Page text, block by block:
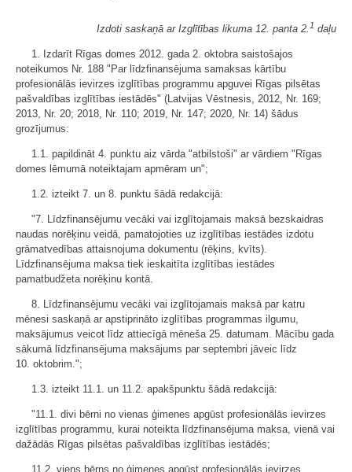
Izdoti saskaņā ar Izglītības likuma 12. panta 2. 1 daļu
1. Izdarīt Rīgas domes 2012. gada 2. oktobra saistošajos
noteikumos Nr. 188 "Par līdzfinansējuma samaksas kārtību
profesionālās ievirzes izglītības programmu apguvei Rīgas pilsētas
pašvaldības izglītības iestādēs" (Latvijas Vēstnesis, 2012, Nr. 169;
2013, Nr. 20; 2018, Nr. 110; 2019, Nr. 147; 2020, Nr. 14) šādus
grozījumus:
1.1. papildināt 4. punktu aiz vārda "atbilstoši" ar vārdiem "Rīgas
domes lēmumā noteiktajam apmēram un";
1.2. izteikt 7. un 8. punktu šādā redakcijā:
"7. Līdzfinansējumu vecāki vai izglītojamais maksā bezskaidras
naudas norēķinu veidā, pamatojoties uz izglītības iestādes izdotu
grāmatvedības attaisnojuma dokumentu (rēķins, kvīts).
Līdzfinansējuma maksa tiek ieskaitīta izglītības iestādes
pamatbudžeta norēķinu kontā.
8. Līdzfinansējumu vecāki vai izglītojamais maksā par katru
mēnesi saskaņā ar apstiprināto izglītības programmas ilgumu,
maksājumus veicot līdz attiecīgā mēneša 25. datumam. Mācību gada
sākumā līdzfinansējuma maksājums par septembri jāveic līdz
10. oktobrim.";
1.3. izteikt 11.1. un 11.2. apakšpunktu šādā redakcijā:
"11.1. divi bērni no vienas ģimenes apgūst profesionālās ievirzes
izglītības programmu, kurai noteikta līdzfinansējuma maksa, vienā vai
dažādās Rīgas pilsētas pašvaldības izglītības iestādēs;
11.2. viens bērns no ģimenes apgūst profesionālās ievirzes